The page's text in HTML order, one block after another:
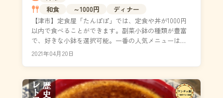
ス）和食
～1000円
ディナー
【津市】定食屋「たんぽぽ」では、定食や丼が1000円
以内で食べることができます。副菜小鉢の種類が豊富
で、好きな小鉢を選択可能。一番の人気メニューは唐
揚げ定食。サクサクな仕上がりで、ご飯が進むこと間
2021年04月20日